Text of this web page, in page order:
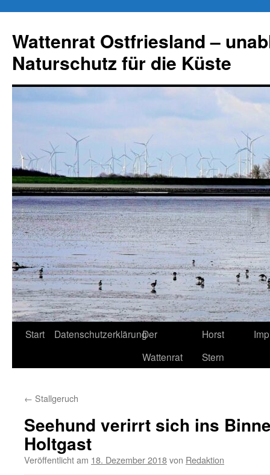
springen
Wattenrat Ostfriesland –
Naturschutz für die Küste
Start DatenschutzerklärungDer
Wattenrat
Horst
Stern
← Stallgeruch
Seehund verirrt sich ins
Holtgast
Veröffentlicht am 18. Dezember 2018von Redaktion